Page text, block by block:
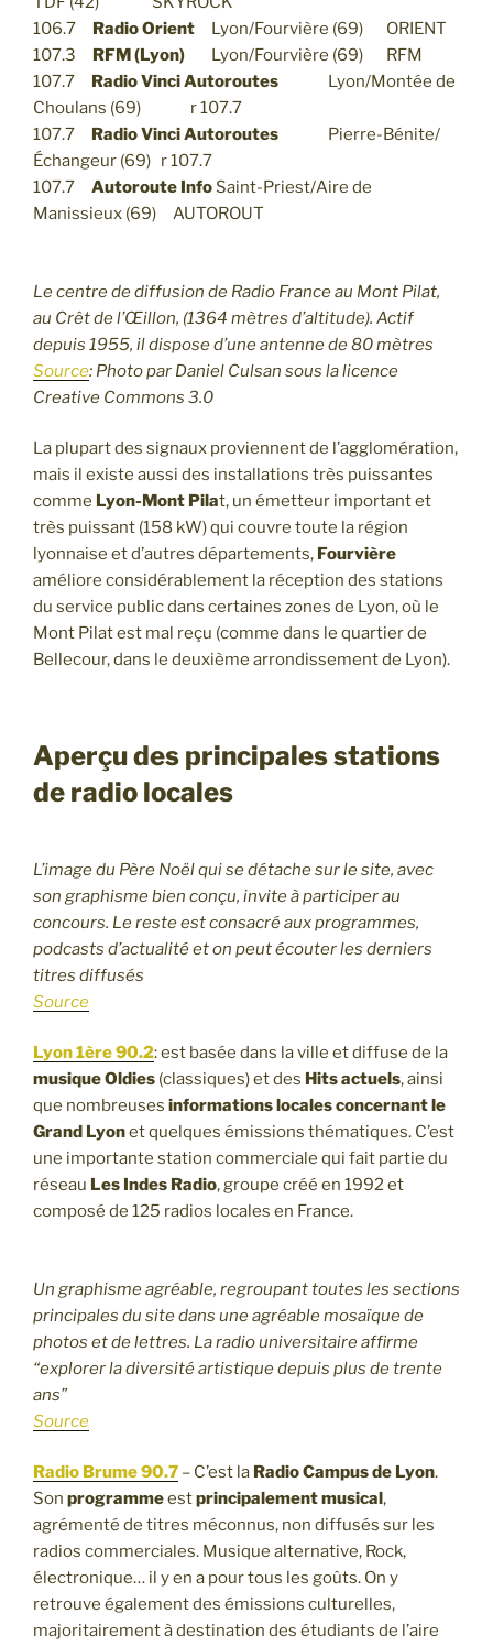
106.7
Radio Orient
Lyon/Fourvière (69) ORIENT
107.3
RFM (Lyon)
Lyon/Fourvière (69) RFM
107.7
Radio Vinci Autoroutes
Lyon/Montée de
Choulans (69) r 107.7
107.7
Radio Vinci Autoroutes
Pierre-Bénite/
Échangeur (69) r 107.7
107.7 Autoroute Info Saint-Priest/Aire de
Manissieux (69) AUTOROUT
Le centre de diffusion de Radio France au Mont Pilat,
au Crêt de l’Œillon, (1364 mètres d’altitude). Actif
depuis 1955, il dispose d’une antenne de 80 mètres
Source: Photo par Daniel Culsan sous la licence
Creative Commons 3.0
La plupart des signaux proviennent de l’agglomération,
mais il existe aussi des installations très puissantes
comme Lyon-Mont Pilat, un émetteur important et
très puissant (158 kW) qui couvre toute la région
lyonnaise et d’autres départements, Fourvière
améliore considérablement la réception des stations
du service public dans certaines zones de Lyon, où le
Mont Pilat est mal reçu (comme dans le quartier de
Bellecour, dans le deuxième arrondissement de Lyon).
Aperçu des principales stations
de radio locales
L’image du Père Noël qui se détache sur le site, avec
son graphisme bien conçu, invite à participer au
concours. Le reste est consacré aux programmes,
podcasts d’actualité et on peut écouter les derniers
titres diffusés
Source
Lyon 1ère 90.2: est basée dans la ville et diffuse de la
musique Oldies (classiques) et des Hits actuels, ainsi
que nombreuses informations locales concernant le
Grand Lyonet quelques émissions thématiques. C’est
une importante station commerciale qui fait partie du
réseau Les Indes Radio, groupe créé en 1992 et
composé de 125 radios locales en France.
Un graphisme agréable, regroupant toutes les sections
principales du site dans une agréable mosaïque de
photos et de lettres. La radio universitaire affirme
“explorer la diversité artistique depuis plus de trente
ans”
Source
Radio Brume 90.7 – C’est la Radio Campus de Lyon.
Son programmeestprincipalement musical ,
agrémenté de titres méconnus, non diffusés sur les
radios commerciales. Musique alternative, Rock,
électronique… il y en a pour tous les goûts. On y
retrouve également des émissions culturelles,
majoritairement à destination des étudiants de l’aire